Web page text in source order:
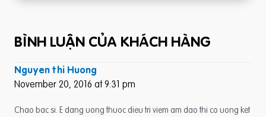
BÌNH LUẬN CỦA KHÁCH HÀNG
Nguyen thi Huong
November 20, 2016 at 9:31 pm
Chao bac si. E dang uong thuoc dieu tri viem am dao thi co uong ket